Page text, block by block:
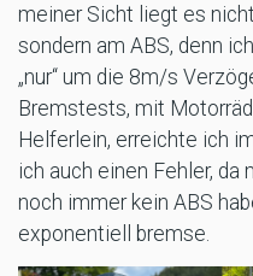
meiner Sicht liegt es
sondern am ABS, denn
„nur“ um die 8m/s
Bremstests, mit
Helferlein, erreichte ich
ich auch einen Fehler,
noch immer kein ABS
exponentiell bremse.